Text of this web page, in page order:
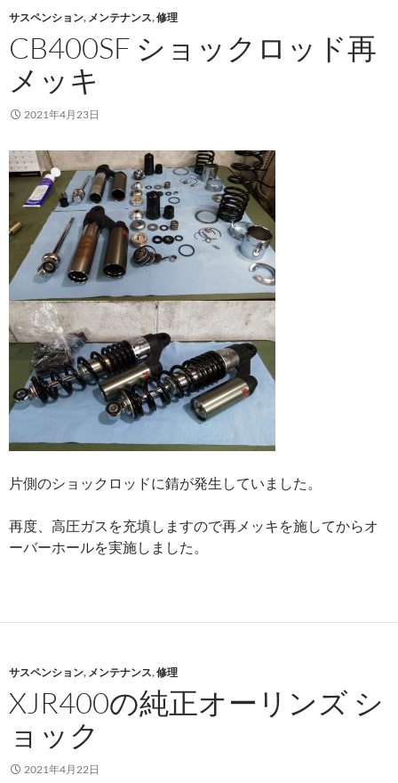
サスペンション, メンテナンス,修理
CB400SF ショックロッド再
メッキ
2021年4月23日
片側のショックロッドに錆が発生していました。
再度、高圧ガスを充填しますので再メッキを施してからオ
ーバーホールを実施しました。
サスペンション, メンテナンス,修理
XJR400の純正オーリンズ シ
ョック
2021年4月22日